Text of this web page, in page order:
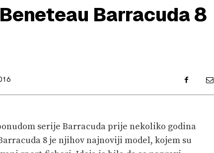
SPORT
PRETPLATA
SHOP
Beneteau Barracuda 8
serije Barracuda prije nekoliko godina
8 je njihov najnoviji model, kojem su